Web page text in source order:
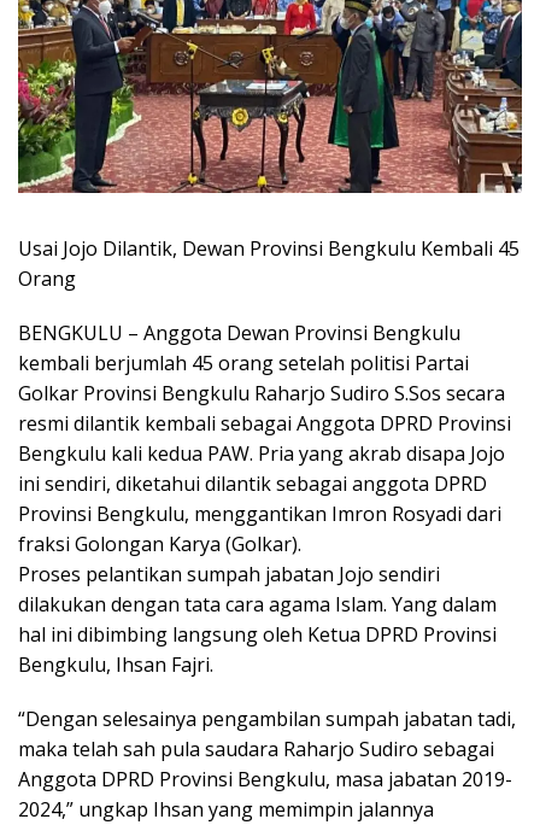
Usai Jojo Dilantik, Dewan Provinsi Bengkulu Kembali 45
Orang
BENGKULU – Anggota Dewan Provinsi Bengkulu
kembali berjumlah 45 orang setelah politisi Partai
Golkar Provinsi Bengkulu Raharjo Sudiro S.Sos secara
resmi dilantik kembali sebagai Anggota DPRD Provinsi
Bengkulu kali kedua PAW. Pria yang akrab disapa Jojo
ini sendiri, diketahui dilantik sebagai anggota DPRD
Provinsi Bengkulu, menggantikan Imron Rosyadi dari
fraksi Golongan Karya (Golkar).
Proses pelantikan sumpah jabatan Jojo sendiri
dilakukan dengan tata cara agama Islam. Yang dalam
hal ini dibimbing langsung oleh Ketua DPRD Provinsi
Bengkulu, Ihsan Fajri.
“Dengan selesainya pengambilan sumpah jabatan tadi,
maka telah sah pula saudara Raharjo Sudiro sebagai
Anggota DPRD Provinsi Bengkulu, masa jabatan 2019-
2024,” ungkap Ihsan yang memimpin jalannya